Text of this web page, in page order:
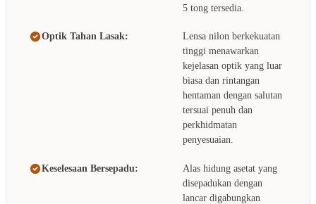
5 tong tersedia.
Optik Tahan Lasak:
Lensa nilon berkekuatan
tinggi menawarkan
kejelasan optik yang luar
biasa dan rintangan
hentaman dengan salutan
tersuai penuh dan
perkhidmatan
penyesuaian.
Keselesaan Bersepadu:
Alas hidung asetat yang
disepadukan dengan
lancar digabungkan